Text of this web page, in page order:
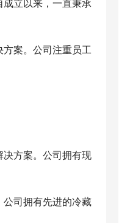
立以来，一直秉承
案。公司注重员工
方案。公司拥有现
司拥有先进的冷藏